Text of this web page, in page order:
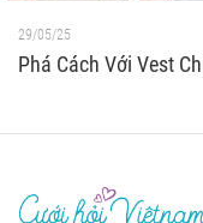
29/05/25
Phá Cách Với Vest